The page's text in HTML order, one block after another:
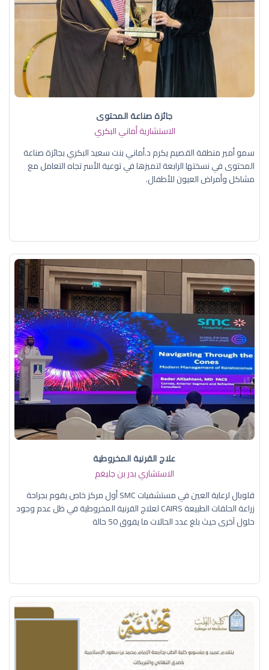
جائزة صناعة المحتوى
الاستشارية أماني البكري
سمو أمير منطقة القصيم يكرم د.أماني بنت سعيد البكري بجائزة صناعة
المحتوى في نسختها الرابعة لتميزها في توعية الأسر تجاه التعامل مع
مشاكل وأمراض العيون للأطفال.
علاج القرنية المخروطية
الاستشاري بدر بن جليغم
قلوبال لرعاية العين في مستشفيات SMC أول مركز خاص يقوم بجراحة
زراعة الحلقات الطبيعة CAIRS لعلاج القرنية المخروطية في ظل عدم وجود
حلول آخرى حيث بلغ عدد الحالات ما يفوق 50 حالة